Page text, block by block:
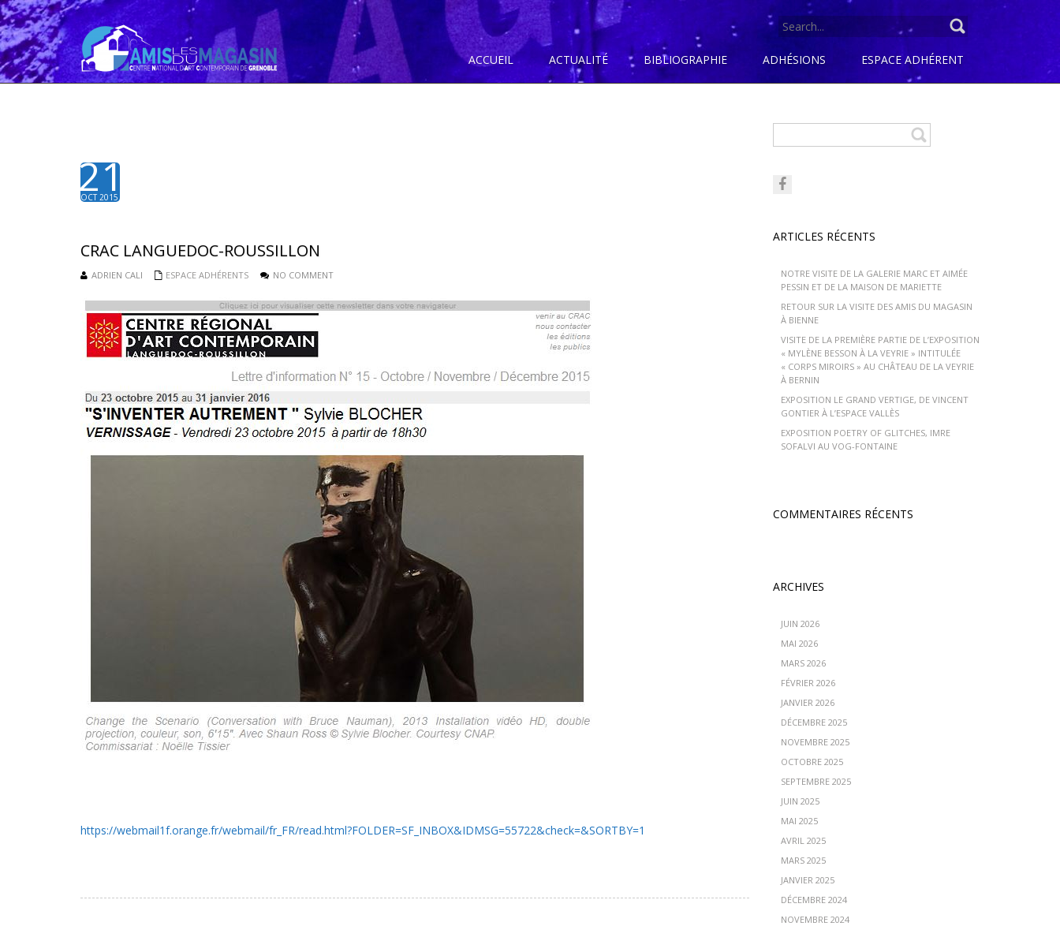
SEARCH
ACCUEIL
ACTUALITÉ BIBLIOGRAPHIE ADHÉSIONS ESPACE ADHÉRENT
21
OCT 2015
CRAC LANGUEDOC-ROUSSILLON
ADRIEN CALI ESPACE ADHÉRENTS NO COMMENT
https://webmail1f.orange.fr/webmail/fr_FR/read.html?FOLDER=SF_INBOX&IDMSG=55722&check=&SORTBY=1
ARTICLES RÉCENTS
NOTRE VISITE DE LA GALERIE MARC ET AIMÉE
PESSIN ET DE LA MAISON DE MARIETTE
RETOUR SUR LA VISITE DES AMIS DU MAGASIN
À BIENNE
VISITE DE LA PREMIÈRE PARTIE DE L’EXPOSITION
« MYLÈNE BESSON À LA VEYRIE » INTITULÉE
« CORPS MIROIRS » AU CHÂTEAU DE LA VEYRIE
À BERNIN
EXPOSITION LE GRAND VERTIGE, DE VINCENT
GONTIER À L’ESPACE VALLÈS
EXPOSITION POETRY OF GLITCHES, IMRE
SOFALVI AU VOG-FONTAINE
COMMENTAIRES RÉCENTS
ARCHIVES
JUIN 2026
MAI 2026
MARS 2026
FÉVRIER 2026
JANVIER 2026
DÉCEMBRE 2025
NOVEMBRE 2025
OCTOBRE 2025
SEPTEMBRE 2025
JUIN 2025
MAI 2025
AVRIL 2025
MARS 2025
JANVIER 2025
DÉCEMBRE 2024
NOVEMBRE 2024